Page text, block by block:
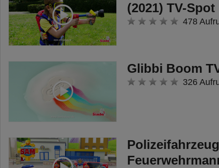
(2021) TV-Spot
478
Glibbi Boom
326